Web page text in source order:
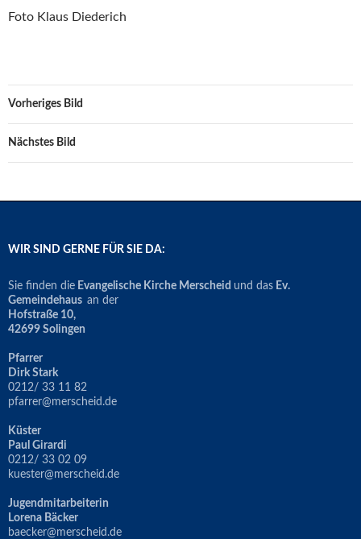
Foto Klaus Diederich
Vorheriges Bild
Nächstes Bild
WIR SIND GERNE FÜR SIE DA:
Sie finden die Evangelische Kirche Merscheid und das Ev.
Gemeindehaus an der
Hofstraße 10,
42699 Solingen
Pfarrer
Dirk Stark
0212/ 33 11 82
pfarrer@merscheid.de
Küster
Paul Girardi
0212/ 33 02 09
kuester@merscheid.de
Jugendmitarbeiterin
Lorena Bäcker
baecker@merscheid.de